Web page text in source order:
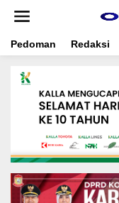
t
Pedoman Redaksi